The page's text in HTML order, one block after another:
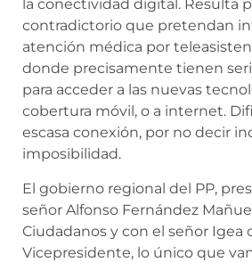
la conectividad digital. Resulta
contradictorio que pretendan
atención médica por
donde precisamente tienen
para acceder a las nuevas
cobertura móvil, o a internet.
escasa conexión, por no decir
imposibilidad.
El gobierno regional del PP,
señor Alfonso Fernández
Ciudadanos y con el señor Igea
Vicepresidente, lo único que